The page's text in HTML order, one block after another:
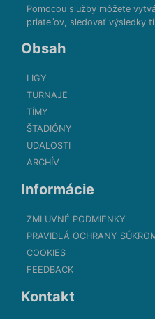
Pomocou služby môžete
priateľov, sledovať výsledky
Obsah
LIGY
TURNAJE
TÍMY
ŠTADIÓNY
UDALOSTI
ARCHÍV
Informácie
ZMLUVNÉ PODMIENKY
PRAVIDLÁ OCHRANY
COOKIES
FEEDBACK
Kontakt